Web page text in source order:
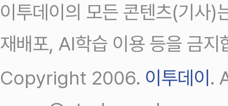
이투데이의 모든 콘텐츠(기사)
재배포, AI학습 이용 등을 금지
Copyright 2006. 이투데이 .